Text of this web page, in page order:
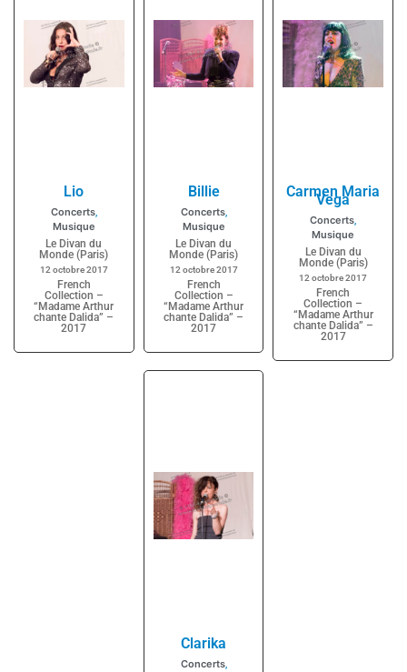
Lio
Concerts,
Musique
Le Divan du
Monde (Paris)
12 octobre 2017
French
Collection –
“Madame Arthur
chante Dalida” –
2017
Billie
Concerts,
Musique
Le Divan du
Monde (Paris)
12 octobre 2017
French
Collection –
“Madame Arthur
chante Dalida” –
2017
Carmen Maria
Vega
Concerts,
Musique
Le Divan du
Monde (Paris)
12 octobre 2017
French
Collection –
“Madame Arthur
chante Dalida” –
2017
Clarika
Concerts,